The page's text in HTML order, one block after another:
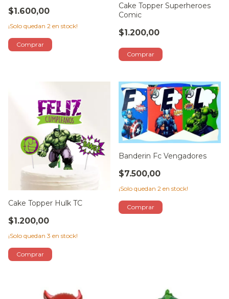
$1.600,00
¡Solo quedan 2 en stock!
Cake Topper Superheroes
Comic
$1.200,00
Cake Topper Hulk TC
$1.200,00
¡Solo quedan 3 en stock!
Banderin Fc Vengadores
$7.500,00
¡Solo quedan 2 en stock!